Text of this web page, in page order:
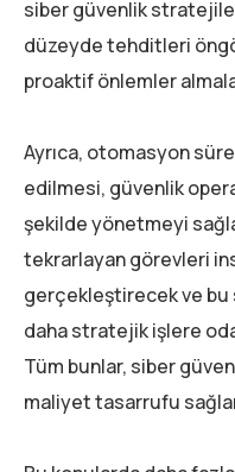
siber güvenlik
düzeyde tehditleri
proaktif önlemler
Ayrıca, otomasyon
edilmesi, güvenlik
şekilde yönetmeyi
tekrarlayan görevleri
gerçekleştirecek ve bu
daha stratejik işlere
Tüm bunlar, siber
maliyet tasarrufu